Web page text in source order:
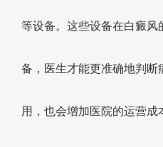
等设备。这些设备在白癜风
备，医生才能更准确地判断
用，也会增加医院的运营